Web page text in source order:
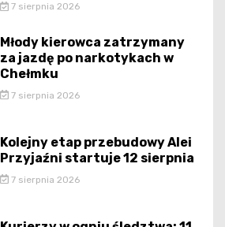
7 sierpnia 2026
Młody kierowca zatrzymany
za jazdę po narkotykach w
Chełmku
7 sierpnia 2026
Kolejny etap przebudowy Alei
Przyjaźni startuje 12 sierpnia
7 sierpnia 2026